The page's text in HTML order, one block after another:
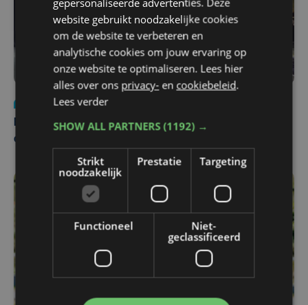
Nieuws
za 1 augustus | 22:36
Belgisch Solar Team met West-Vlamingen wint voor
eerst in VS
website gebruikt noodzakelijke cookies
om de website te verbeteren en
analytische cookies om jouw ervaring op
onze website te optimaliseren. Lees hier
alles over ons privacy- en cookiebeleid.
Lees verder
SHOW ALL PARTNERS(1192) →
Strikt
noodzakelijk
Prestatie Targeting
Functioneel
Niet-
geclassificeerd